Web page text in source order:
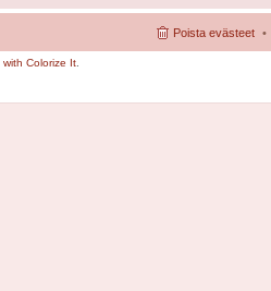
Poista evästeet
Colorize It